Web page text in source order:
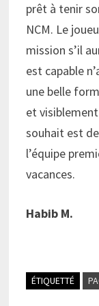
prêt à tenir
NCM. Le
mission s’il
est capable
une belle
et
souhait est
l’équipe
vacances.
Habib M.
ÉTIQUETTÉ